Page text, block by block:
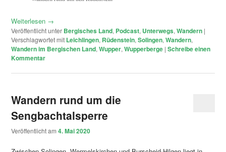
Weiterlesen →
Veröffentlicht unter Bergisches Land, Podcast, Unterwegs,Wandern |
Verschlagwortet mit Leichlingen, Rüdenstein,Solingen,Wandern,
Wandern im Bergischen Land,Wupper,Wupperberge |Schreibe einen
Kommentar
Wandern rund um die
Sengbachtalsperre
Veröffentlicht am4. Mai 2020